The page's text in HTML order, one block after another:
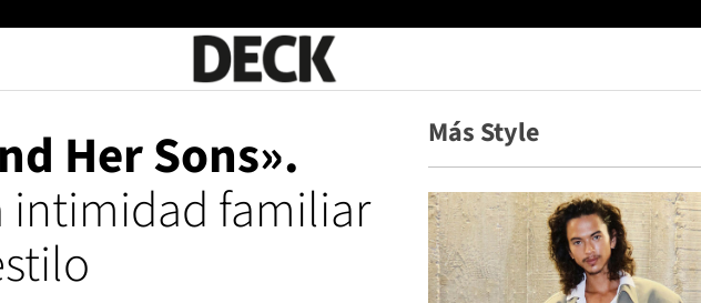
Her Sons».
intimidad familiar
Más Style